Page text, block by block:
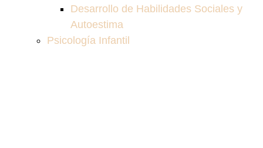
Desarrollo de Habilidades Sociales y
Autoestima
Psicología Infantil